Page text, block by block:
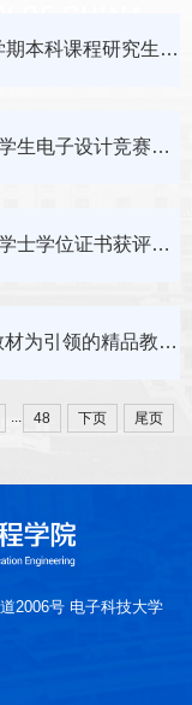
关于信通学院2024-2025-2学期本科课程研究生助教考核的通知
2025年世强硬创杯四川省大学生电子设计竞赛赛前培训会顺利举行
信通学院2021级本科生荣誉学士学位证书获评名单公示
“十五五”教材培育，以数字教材为引领的精品教材建设
... 48 下页
尾页
2006号 电子科技大学